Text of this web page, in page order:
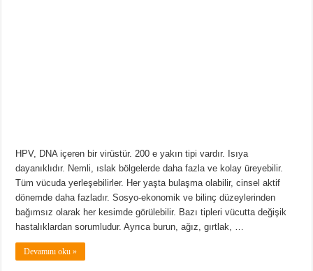
HPV, DNA içeren bir virüstür. 200 e yakın tipi vardır. Isıya
dayanıklıdır. Nemli, ıslak bölgelerde daha fazla ve kolay üreyebilir.
Tüm vücuda yerleşebilirler. Her yaşta bulaşma olabilir, cinsel aktif
dönemde daha fazladır. Sosyo-ekonomik ve bilinç düzeylerinden
bağımsız olarak her kesimde görülebilir. Bazı tipleri vücutta değişik
hastalıklardan sorumludur. Ayrıca burun, ağız, gırtlak, …
Devamını oku »